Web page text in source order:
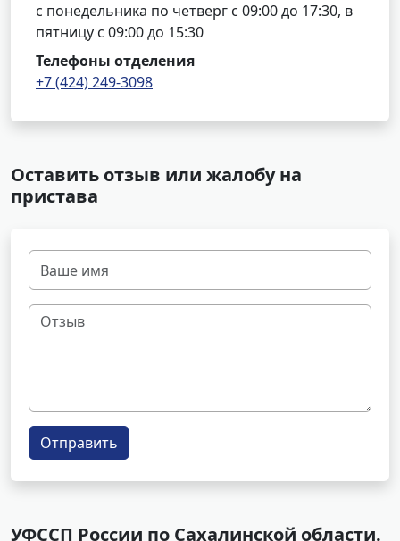
с понедельника по четверг с 09:00 до 17:30, в
пятницу с 09:00 до 15:30
Телефоны отделения
+7 (424) 249-3098
Оставить отзыв или жалобу на
пристава
Отправить
УФССП России по Сахалинской области.